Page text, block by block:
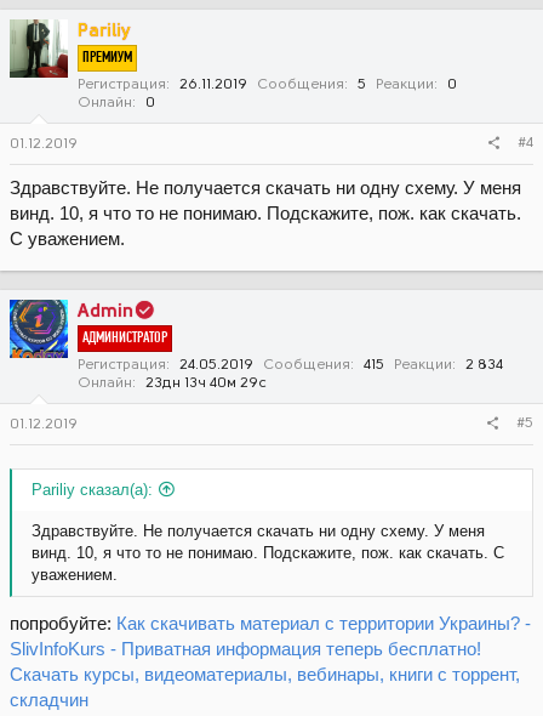
Pariliy
ПРЕМИУМ
Регистрация 26.11.2019 Сообщения 5 Реакции
0
Онлайн
0
01.12.2019 #4
Здравствуйте. Не получается скачать ни одну схему. У меня
винд. 10, я что то не понимаю. Подскажите, пож. как скачать.
С уважением.
Admin
АДМИНИСТРАТОР
Регистрация 24.05.2019 Сообщения 415 Реакции
2 834
Онлайн
23дн 13ч 40м 29с
01.12.2019 #5
Pariliy сказал(а):
Здравствуйте. Не получается скачать ни одну схему. У меня
винд. 10, я что то не понимаю. Подскажите, пож. как скачать. С
уважением.
попробуйте: Как скачивать материал с территории Украины? -
SlivInfoKurs - Приватная информация теперь бесплатно!
Скачать курсы, видеоматериалы, вебинары, книги с торрент,
складчин